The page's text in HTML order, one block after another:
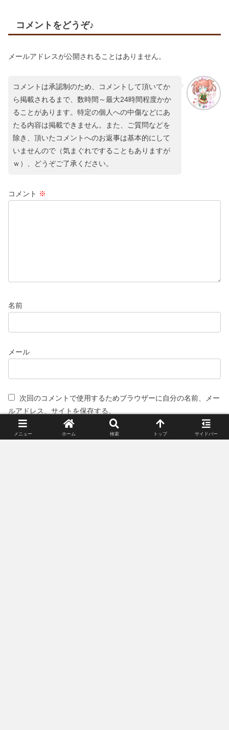
コメントをどうぞ♪
メールアドレスが公開されることはありません。
コメントは承認制のため、コメントして頂いてか
ら掲載されるまで、数時間～最大24時間程度かか
ることがあります。特定の個人への中傷などにあ
たる内容は掲載できません。また、ご質問などを
除き、頂いたコメントへのお返事は基本的にして
いませんので（気まぐれですることもありますが
ｗ）、どうぞご了承ください。
コメント ※
名前
メール
次回のコメントで使用するためブラウザーに自分の名前、メー
ルアドレス、サイトを保存する。
メニュー ホーム 検索 トップ サイドバー